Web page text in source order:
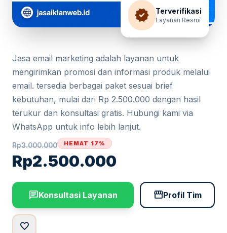
verified Terverifikasi
Layanan Resmi
Jasa email marketing adalah layanan untuk
mengirimkan promosi dan informasi produk melalui
email. tersedia berbagai paket sesuai brief
kebutuhan, mulai dari Rp 2.500.000 dengan hasil
terukur dan konsultasi gratis. Hubungi kami via
WhatsApp untuk info lebih lanjut.
Rp3.000.000
Rp2.500.000
HEMAT 17%
chatKonsultasi Layanan storefrontProfil Tim
favorite